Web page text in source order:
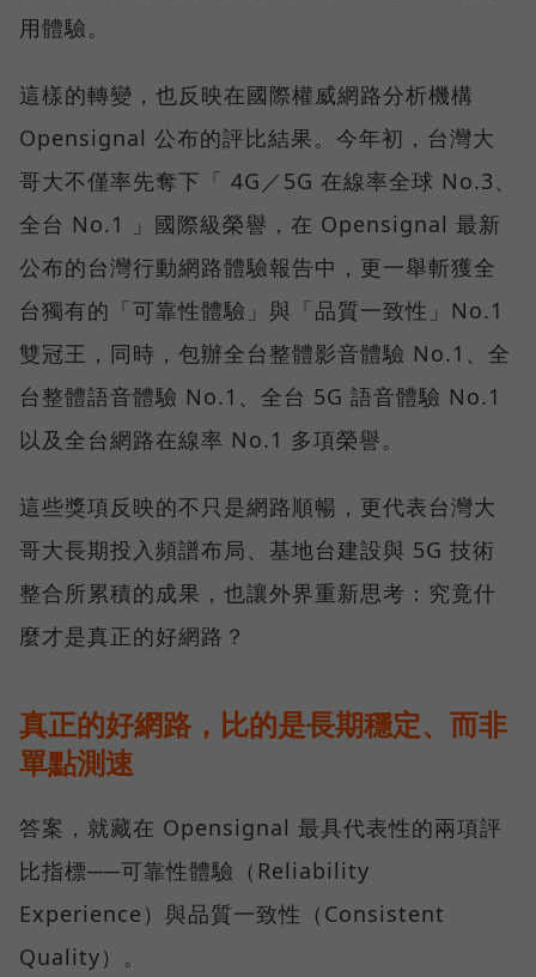
用體驗。
這樣的轉變，也反映在國際權威網路分析機構
Opensignal 公布的評比結果。今年初，台灣大
哥大不僅率先奪下「 4G／5G 在線率全球 No.3、
全台 No.1 」國際級榮譽，在 Opensignal 最新
公布的台灣行動網路體驗報告中，更一舉斬獲全
台獨有的「可靠性體驗」與「品質一致性」No.1
雙冠王，同時，包辦全台整體影音體驗 No.1、全
台整體語音體驗 No.1、全台 5G 語音體驗 No.1
以及全台網路在線率 No.1 多項榮譽。
這些獎項反映的不只是網路順暢，更代表台灣大
哥大長期投入頻譜布局、基地台建設與 5G 技術
整合所累積的成果，也讓外界重新思考：究竟什
麼才是真正的好網路？
真正的好網路，比的是長期穩定、而非
單點測速
答案，就藏在 Opensignal 最具代表性的兩項評
比指標──可靠性體驗（Reliability
Experience）與品質一致性（Consistent
Quality）。